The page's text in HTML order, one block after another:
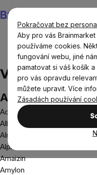
Pokračovat bez
Aby pro vás
používáme cookies.
fungování webu, jiné
pamatovat si váš košík
pro vás opravdu
můžete upravit. Více
Zásadách používání
na
obsah
Prodávané značky
Všechny
A
Activus
Albatros Media
Almawin
Alphanova
Amaizin
Amylon